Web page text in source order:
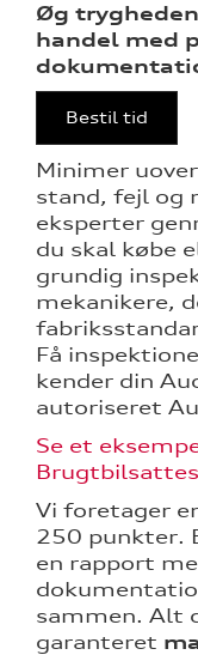
værkstedet
5 år?
til
Øg
handel med
Bestil tid
Minimer
stand, fejl og
eksperter
du skal købe
grundig
mekanikere,
Få
kender din
autoriseret
Se et
Vi foretager
250 punkter.
en rapport
sammen. Alt
garanteret